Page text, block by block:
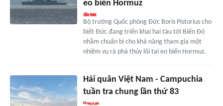
eo biển Hormuz
Bộ trưởng Quốc phòng Đức Boris Pistorius cho
biết Đức đang triển khai hai tàu tới Biển Đỏ
nhằm chuẩn bị cho khả năng tham gia một
nhiệm vụ rà phá thủy lôi tại eo biển Hormuz.
Hải quân Việt Nam - Campuchia
tuần tra chung lần thứ 83